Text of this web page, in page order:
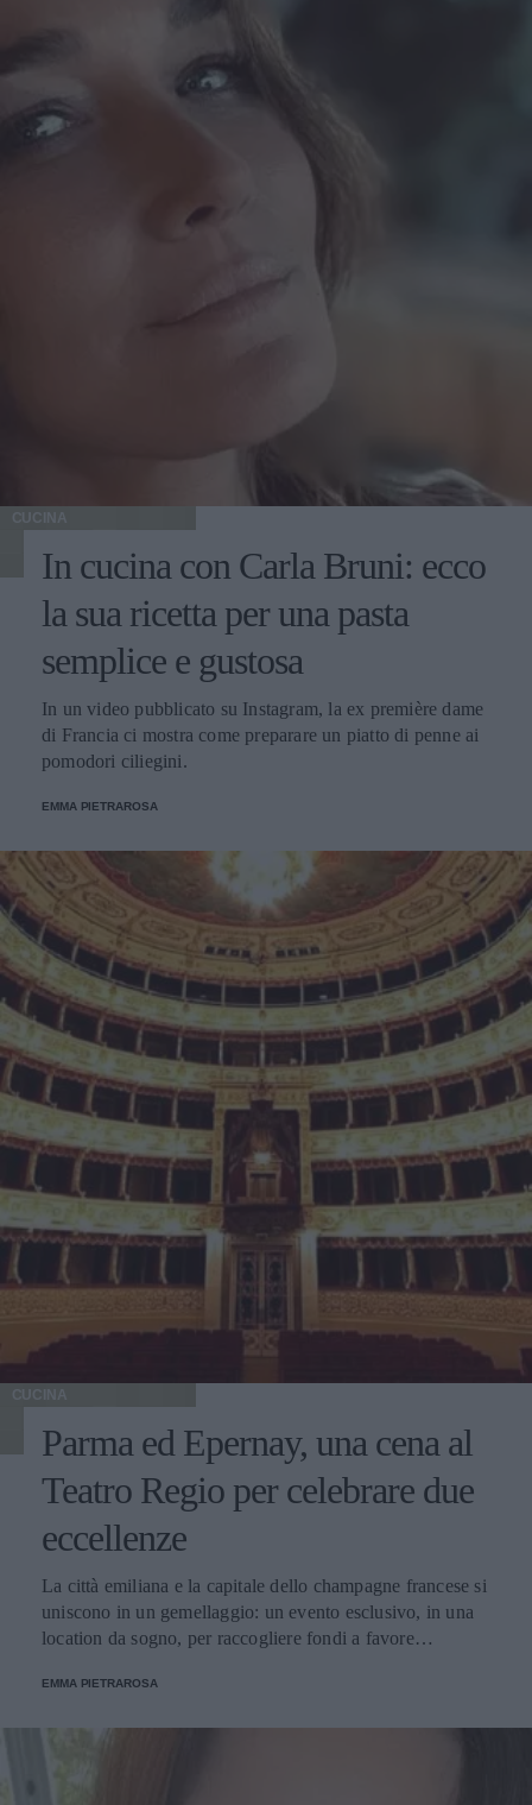
CUCINA
In cucina con Carla Bruni: ecco
la sua ricetta per una pasta
semplice e gustosa
In un video pubblicato su Instagram, la ex première dame
di Francia ci mostra come preparare un piatto di penne ai
pomodori ciliegini.
EMMA PIETRAROSA
CUCINA
Parma ed Epernay, una cena al
Teatro Regio per celebrare due
eccellenze
La città emiliana e la capitale dello champagne francese si
uniscono in un gemellaggio: un evento esclusivo, in una
location da sogno, per raccogliere fondi a favore
EMMA PIETRAROSA